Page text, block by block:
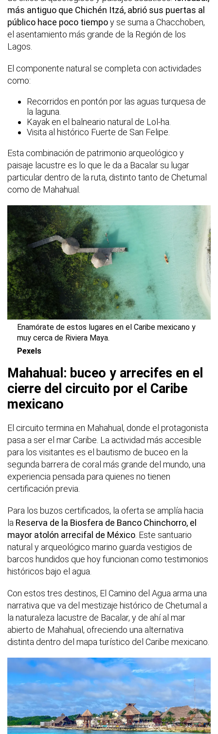
más antiguo que Chichén Itzá, abrió sus puertas al
público hace poco tiempoy se suma a Chacchoben,
el asentamiento más grande de la Región de los
Lagos.
El componente natural se completa con actividades
como:
Recorridos en pontón por las aguas turquesa de
la laguna.
Kayak en el balneario natural de Lol-ha.
Visita al histórico Fuerte de San Felipe.
Esta combinación de patrimonio arqueológico y
paisaje lacustre es lo que le da a Bacalar su lugar
particular dentro de la ruta, distinto tanto de Chetumal
como de Mahahual.
Enamórate de estos lugares en el Caribe mexicano y
muy cerca de Riviera Maya.
Pexels
Mahahual: buceo y arrecifes en el
cierre del circuito por el Caribe
mexicano
El circuito termina en Mahahual, donde el protagonista
pasa a ser el mar Caribe. La actividad más accesible
para los visitantes es el bautismo de buceo en la
segunda barrera de coral más grande del mundo, una
experiencia pensada para quienes no tienen
certificación previa.
Para los buzos certificados, la oferta se amplía hacia
la Reserva de la Biosfera de Banco Chinchorro, el
mayor atolón arrecifal de México. Este santuario
natural y arqueológico marino guarda vestigios de
barcos hundidos que hoy funcionan como testimonios
históricos bajo el agua.
Con estos tres destinos, El Camino del Agua arma una
narrativa que va del mestizaje histórico de Chetumal a
la naturaleza lacustre de Bacalar, y de ahí al mar
abierto de Mahahual, ofreciendo una alternativa
distinta dentro del mapa turístico del Caribe mexicano.